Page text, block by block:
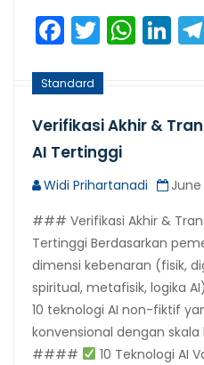
Facebook
Twitter
Standard
Verifikasi Akhir &
AI Tertinggi
Widi Prihartanadi
June
### Verifikasi Akhir &
Tertinggi Berdasarkan
dimensi kebenaran (fisik,
spiritual, metafisik, logika
10 teknologi AI non-fiktif
konvensional dengan skala
####
10 Teknologi AI